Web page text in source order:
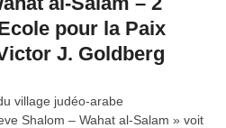
pour la Paix
J. Goldberg
village judéo-arabe
Shalom – Wahat al-Salam » voit